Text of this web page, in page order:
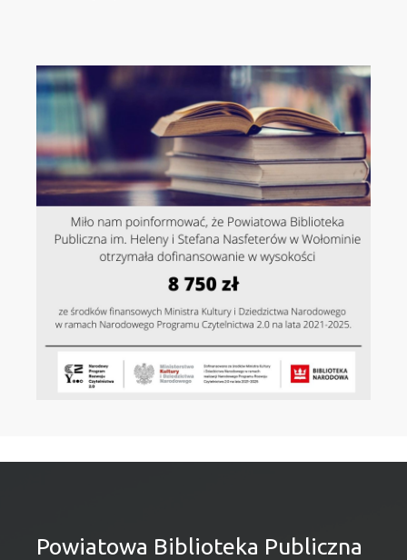
Powiatowa Biblioteka Publiczna